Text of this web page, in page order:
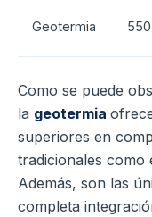
Geotermia
Como se puede
la geotermia
superiores en
tradicionales como
Además, son las
completa